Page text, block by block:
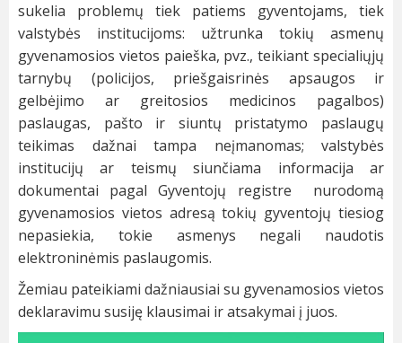
sukelia problemų tiek patiems gyventojams, tiek
valstybės institucijoms: užtrunka tokių asmenų
gyvenamosios vietos paieška, pvz., teikiant specialiųjų
tarnybų (policijos, priešgaisrinės apsaugos ir
gelbėjimo ar greitosios medicinos pagalbos)
paslaugas, pašto ir siuntų pristatymo paslaugų
teikimas dažnai tampa neįmanomas; valstybės
institucijų ar teismų siunčiama informacija ar
dokumentai pagal Gyventojų registre nurodomą
gyvenamosios vietos adresą tokių gyventojų tiesiog
nepasiekia, tokie asmenys negali naudotis
elektroninėmis paslaugomis.
Žemiau pateikiami dažniausiai su gyvenamosios vietos
deklaravimu susiję klausimai ir atsakymai į juos.